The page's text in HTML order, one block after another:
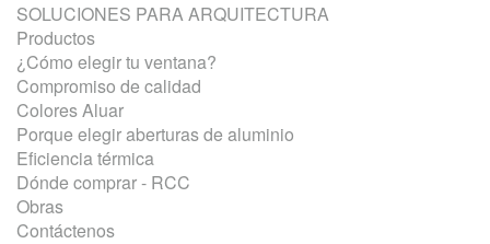
SOLUCIONES PARA ARQUITECTURA
Productos
¿Cómo elegir tu ventana?
Compromiso de calidad
Colores Aluar
Porque elegir aberturas de aluminio
Eficiencia térmica
Dónde comprar - RCC
Obras
Contáctenos